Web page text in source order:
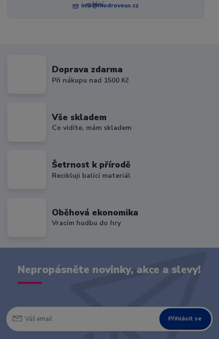
info@modrovous.cz
Doprava zdarma
Při nákupu nad 1500 Kč
Vše skladem
Co vidíte, mám skladem
Šetrnost k přírodě
Recikluji balící materiál
Oběhová ekonomika
Vracím hudbu do hry
Nepropásněte novinky, akce a slevy!
Přihlásit se